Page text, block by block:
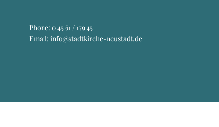
Phone: 0 45 61 / 179 45
Email: info@stadtkirche-neustadt.de